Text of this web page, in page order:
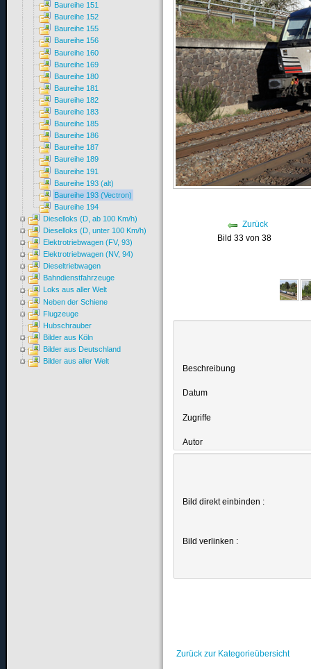
Zurück
Bild 33 von 38
Beschreibung
Datum
Zugriffe
Autor
Bild direkt einbinden :
Bild verlinken :
Zurück zur Kategorieübersicht
Baureihe 151
Baureihe 152
Baureihe 155
Baureihe 156
Baureihe 160
Baureihe 169
Baureihe 180
Baureihe 181
Baureihe 182
Baureihe 183
Baureihe 185
Baureihe 186
Baureihe 187
Baureihe 189
Baureihe 191
Baureihe 193 (alt)
Baureihe 193 (Vectron)
Baureihe 194
Dieselloks (D, ab 100 Km/h)
Dieselloks (D, unter 100 Km/h)
Elektrotriebwagen (FV, 93)
Elektrotriebwagen (NV, 94)
Dieseltriebwagen
Bahndienstfahrzeuge
Loks aus aller Welt
Neben der Schiene
Flugzeuge
Hubschrauber
Bilder aus Köln
Bilder aus Deutschland
Bilder aus aller Welt